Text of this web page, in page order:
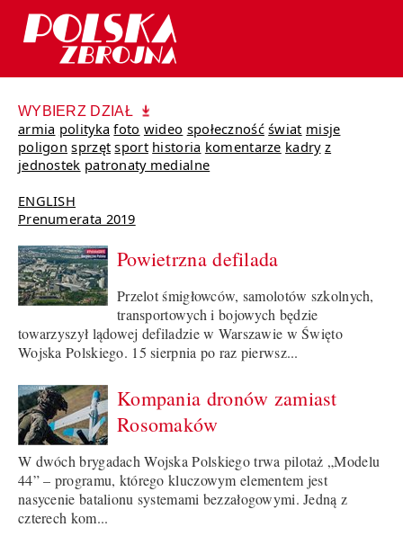
WYBIERZ DZIAŁ
armia polityka foto wideo społeczność świat misje
poligon sprzęt sport historia komentarze kadry z
jednostek patronaty medialne
ENGLISH
Prenumerata 2019
Powietrzna defilada
Przelot śmigłowców, samolotów szkolnych,
transportowych i bojowych będzie
towarzyszył lądowej defiladzie w Warszawie w Święto
Wojska Polskiego. 15 sierpnia po raz pierwsz...
Kompania dronów zamiast
Rosomaków
W dwóch brygadach Wojska Polskiego trwa pilotaż „Modelu
44” – programu, którego kluczowym elementem jest
nasycenie batalionu systemami bezzałogowymi. Jedną z
czterech kom...